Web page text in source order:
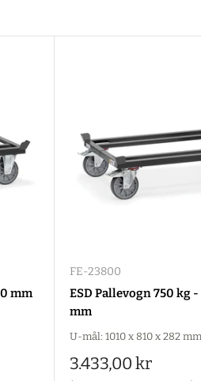
mm
FE-23800
ESD Pallevogn 750 kg
mm
U-mål: 1010 x 810 x 282 mm
Salgspris
3.433,00 kr